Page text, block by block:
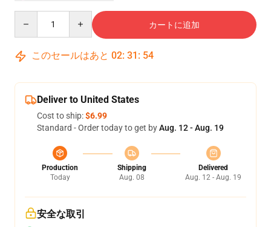
カートに追加
このセールはあと 02: 31 : 54
Deliver to United States
Cost to ship:$6.99
Standard - Order today to get byAug. 12 - Aug. 19
Production
Today
Shipping
Aug. 08
Delivered
Aug. 12 - Aug. 19
安全な取引